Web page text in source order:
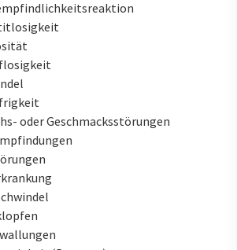
oder Geschmacksstörungen